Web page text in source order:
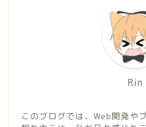
Rin
このブログでは、Web開発や